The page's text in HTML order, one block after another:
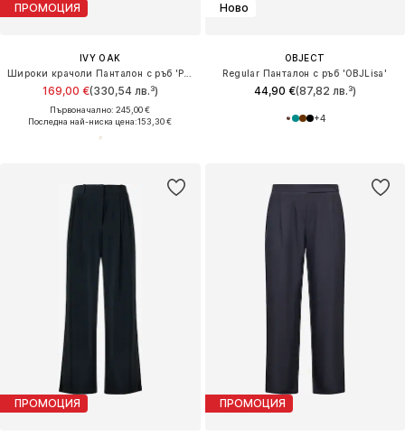
ПРОМОЦИЯ
IVY OAK
Широки крачоли Панталон с ръб 'PANDORA'
169,00 €(330,54 лв.³)
Първоначално: 245,00 €
Последна най-ниска цена:153,30 €
Ново
OBJECT
Regular Панталон с ръб 'OBJLisa'
44,90 €(87,82 лв.³)
+4
ПРОМОЦИЯ ПРОМОЦИЯ